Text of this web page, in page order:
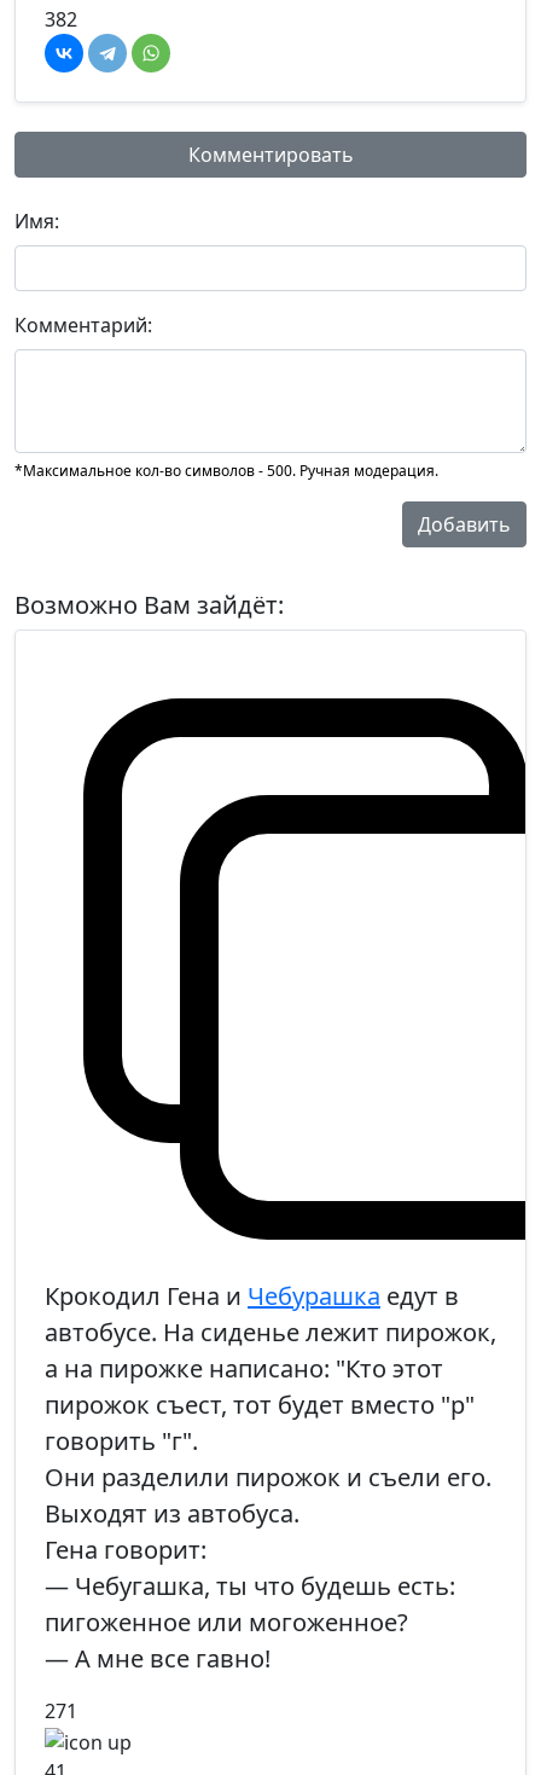
382
Комментировать
Имя:
Комментарий:
*Максимальное кол-во символов - 500. Ручная модерация.
Добавить
Возможно Вам зайдёт:
Крокодил Гена и Чебурашка едут в
автобусе. На сиденье лежит пирожок,
а на пирожке написано: "Кто этот
пирожок съест, тот будет вместо "р"
говорить "г".
Они разделили пирожок и съели его.
Выходят из автобуса.
Гена говорит:
— Чебугашка, ты что будешь есть:
пигоженное или могоженное?
— А мне все гавно!
271